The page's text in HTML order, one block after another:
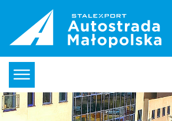
menu